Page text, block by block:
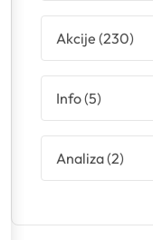
Akcije (230)
Info(5)
Analiza(2)